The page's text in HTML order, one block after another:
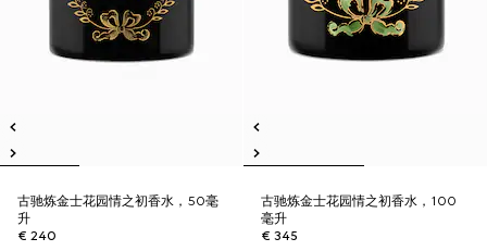
古驰炼金士花园情之初香水，50毫
升
€ 240
古驰炼金士花园情之初香水，100
毫升
€ 345